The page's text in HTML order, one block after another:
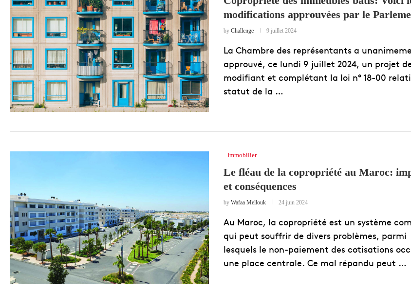
COMMERCE EDUCATION
modifications approuvées par le
by Challenge 9 juillet 2024
La Chambre des représentants a
approuvé, ce lundi 9 juillet 2024, un projet
modifiant et complétant la loi n° 18-00
statut de la …
Immobilier
Le fléau de la copropriété au Maroc:
et conséquences
by Wafaa Mellouk 24 juin 2024
Au Maroc, la copropriété est un système
qui peut souffrir de divers problèmes, parmi
lesquels le non-paiement des cotisations
une place centrale. Ce mal répandu peut …